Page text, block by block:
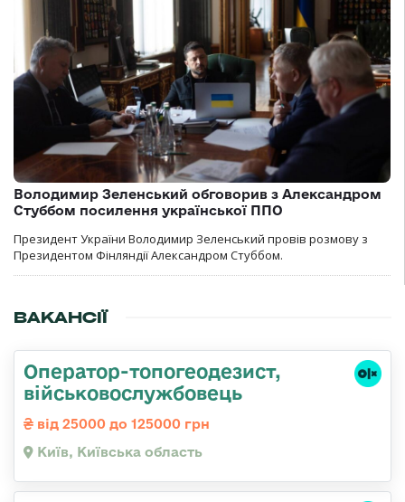
Володимир Зеленський обговорив з Александром
Стуббом посилення української ППО
Президент України Володимир Зеленський провів розмову з
Президентом Фінляндії Александром Стуббом.
ВАКАНСІЇ
Оператор-топогеодезист,
військовослужбовець
від 25000 до 125000 грн
Київ, Київська область